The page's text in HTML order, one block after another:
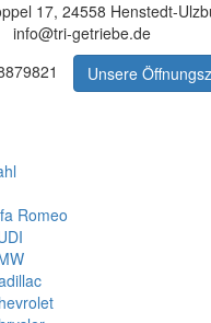
17, 24558 Henstedt-
info@tri-getriebe.de
Unsere
Romeo